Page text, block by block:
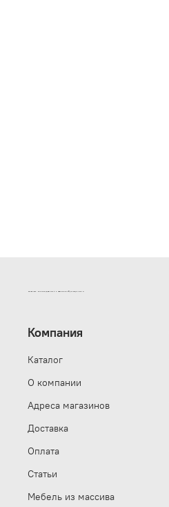
ИНТЕРНЕТ-МАГАЗИН ДВЕРНОЙ И МЕБЕЛЬНОЙ ФУРНИТУРЫ САМ
Компания
Каталог
О компании
Адреса магазинов
Доставка
Оплата
Статьи
Мебель из массива